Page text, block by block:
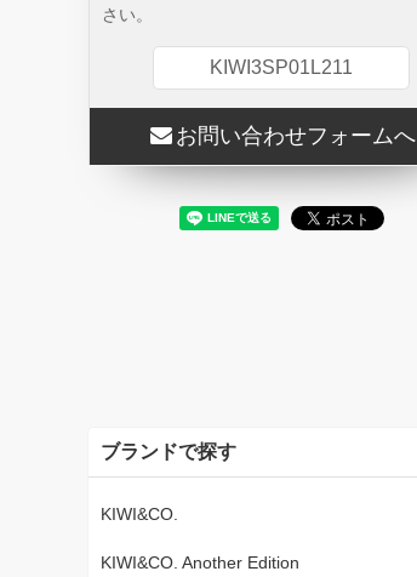
さい。
KIWI3SP01L211
お問い合わせフォームへ
ブランドで探す
KIWI&CO.
KIWI&CO. Another Edition